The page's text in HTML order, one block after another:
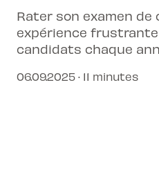
Rater son examen
expérience
candidats chaque
opportunité
06.09.2025 · 11 minutes